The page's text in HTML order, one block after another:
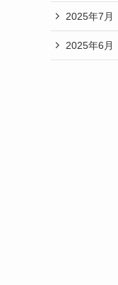
2025年7月
2025年6月